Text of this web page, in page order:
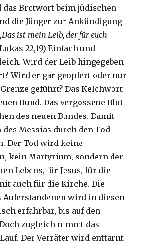
das Brotwort beim jüdischen
die Jünger zur Ankündigung
ist mein Leib, der für euch
22,19) Einfach und
Wird der Leib hingegeben
Wird er gar geopfert oder nur
geführt? Das Kelchwort
Bund. Das vergossene Blut
des neuen Bundes. Damit
des Messias durch den Tod
Der Tod wird keine
kein Martyrium, sondern der
Lebens, für Jesus, für die
auch für die Kirche. Die
Auferstandenen wird in diesen
erfahrbar, bis auf den
zugleich nimmt das
Der Verräter wird enttarnt